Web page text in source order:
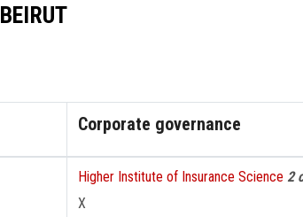
Corporate governance
Higher Institute of Insurance Science 2
X